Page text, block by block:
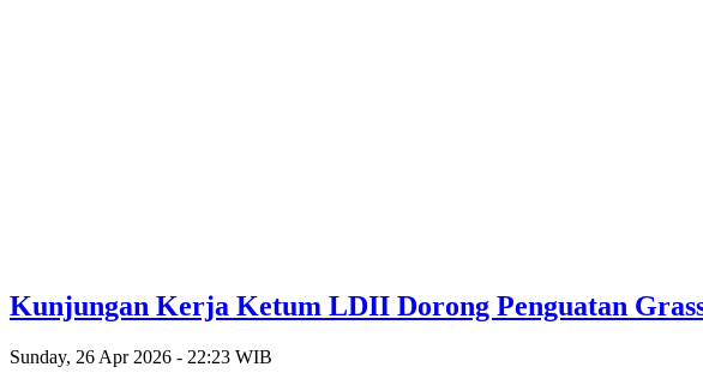
Kunjungan Kerja Ketum LDII Dorong Penguatan
Sunday, 26 Apr 2026 - 22:23 WIB